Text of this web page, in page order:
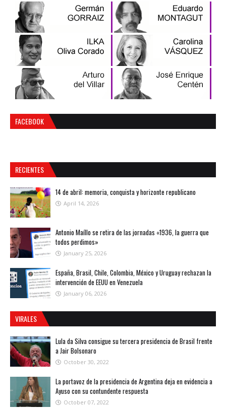
FACEBOOK
RECIENTES
14 de abril: memoria, conquista y horizonte republicano
April 14, 2026
Antonio Maíllo se retira de las jornadas «1936, la guerra que
todos perdimos»
January 25, 2026
España, Brasil, Chile, Colombia, México y Uruguay rechazan la
intervención de EEUU en Venezuela
January 06, 2026
VIRALES
Lula da Silva consigue su tercera presidencia de Brasil frente
a Jair Bolsonaro
October 30, 2022
La portavoz de la presidencia de Argentina deja en evidencia a
Ayuso con su contundente respuesta
October 07, 2022